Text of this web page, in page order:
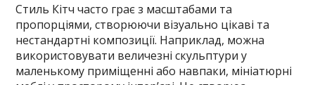
Стиль Кітч часто грає з масштабами та
пропорціями, створюючи візуально цікаві та
нестандартні композиції. Наприклад, можна
використовувати величезні скульптури у
маленькому приміщенні або навпаки, мініатюрні